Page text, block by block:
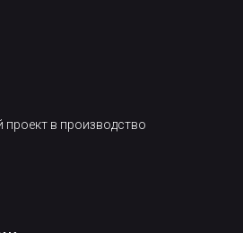
в производство